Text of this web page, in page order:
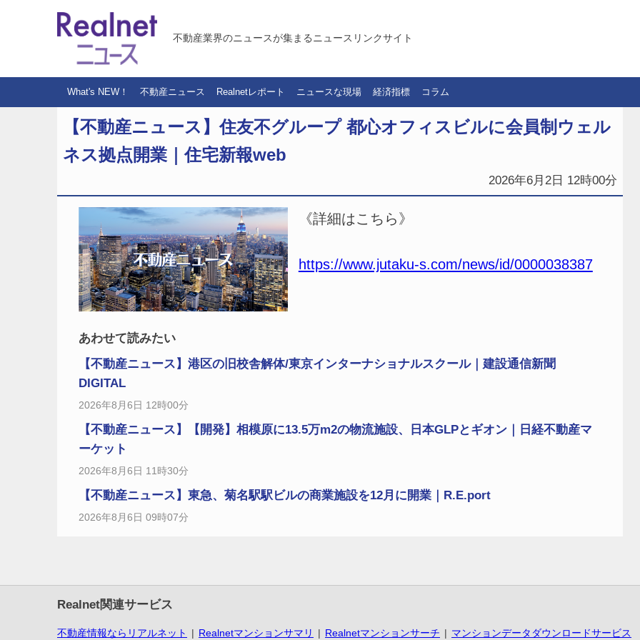
不動産業界のニュースが集まるニュースリンクサイト
What's NEW！ 不動産ニュース Realnetレポート ニュースな現場 経済指標 コラム
【不動産ニュース】住友不グループ 都心オフィスビルに会員制ウェル
ネス拠点開業｜住宅新報web
2026年6月2日 12時00分
《詳細はこちら》
https://www.jutaku-s.com/news/id/0000038387
あわせて読みたい
【不動産ニュース】港区の旧校舎解体/東京インターナショナルスクール｜建設通信新聞
DIGITAL
2026年8月6日 12時00分
【不動産ニュース】【開発】相模原に13.5万m2の物流施設、日本GLPとギオン｜日経不動産マ
ーケット
2026年8月6日 11時30分
【不動産ニュース】東急、菊名駅駅ビルの商業施設を12月に開業｜R.E.port
2026年8月6日 09時07分
Realnet関連サービス
不動産情報ならリアルネット Realnetマンションサマリ Realnetマンションサーチ マンションデータダウンロードサービス